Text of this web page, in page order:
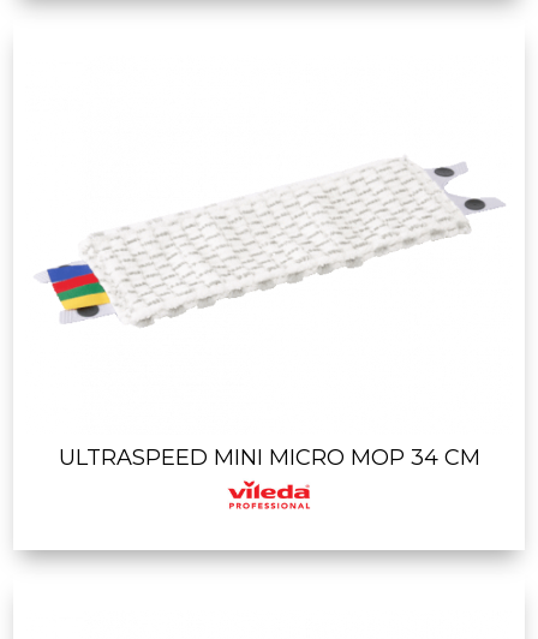
ULTRASPEED MINI MICRO MOP 34 CM